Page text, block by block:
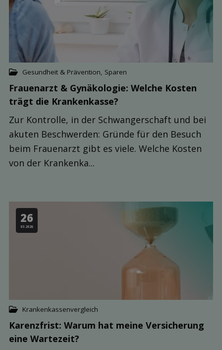
Gesundheit & Prävention Sparen
Frauenarzt & Gynäkologie: Welche Kosten
trägt die Kranken­kasse?
Zur Kontrolle, in der Schwangerschaft und bei
akuten Beschwerden: Gründe für den Besuch
beim Frauenarzt gibt es viele. Welche Kosten
von der Krankenka...
26
03.2026
Krankenkassenvergleich
Karenzfrist: Warum hat meine Ver­sicherung
eine Warte­zeit?